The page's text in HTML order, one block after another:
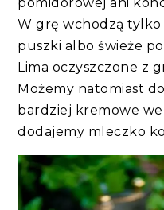
W grę wchodzą
puszki albo świeże
Lima oczyszczone z
Możemy natomiast
bardziej kremowe
dodajemy mleczko